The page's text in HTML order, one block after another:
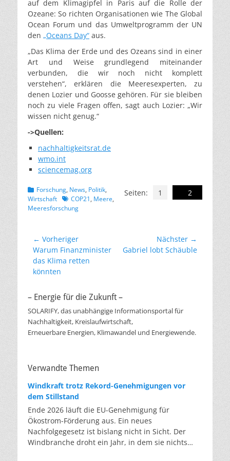
auf dem Klimagipfel in Paris auf die Rolle der
Ozeane: So richten Organisationen wie The Global
Ocean Forum und das Umweltprogramm der UN
den „Oceans Day“ aus.
„Das Klima der Erde und des Ozeans sind in einer
Art und Weise grundlegend miteinander
verbunden, die wir noch nicht komplett
verstehen“, erklären die Meeresexperten, zu
denen Lozier und Goosse gehören. Für sie bleiben
noch zu viele Fragen offen, sagt auch Lozier: „Wir
wissen nicht genug.“
->Quellen:
nachhaltigkeitsrat.de
wmo.int
sciencemag.org
Seiten: 1 2
Kategorien
Forschung, News, Politik,
Wirtschaft Schlagworte
COP21, Meere,
Meeresforschung
Beitragsnavigation
← Vorheriger
Vorheriger
Beitrag:
Warum Finanzminister
das Klima retten
könnten
Nächster →
Nächster
Gabriel lobt Schäuble
– Energie für die Zukunft –
SOLARIFY, das unabhängige Informationsportal für
Nachhaltigkeit, Kreislaufwirtschaft,
Erneuerbare Energien, Klimawandel und Energiewende.
Verwandte Themen
Windkraft trotz Rekord-Genehmigungen vor
dem Stillstand
Ende 2026 läuft die EU-Genehmigung für
Ökostrom-Förderung aus. Ein neues
Nachfolgegesetz ist bislang nicht in Sicht. Der
Windbranche droht ein Jahr, in dem sie nichts